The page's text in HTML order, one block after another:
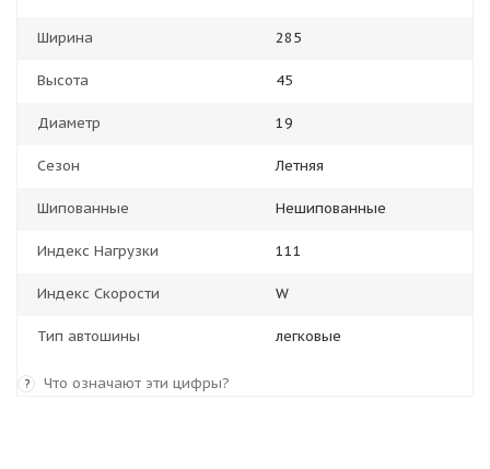
Ширина 285
Высота 45
Диаметр 19
Сезон Летняя
Шипованные Нешипованные
Индекс Нагрузки 111
Индекс Скорости W
Тип автошины легковые
? Что означают эти цифры?